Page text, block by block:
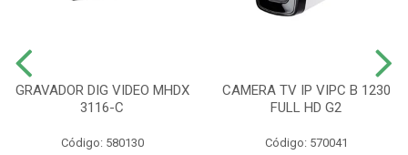
GRAVADOR DIG VIDEO MHDX
3116-C
Código: 580130
CAMERA TV IP VIPC B 1230
FULL HD G2
Código: 570041